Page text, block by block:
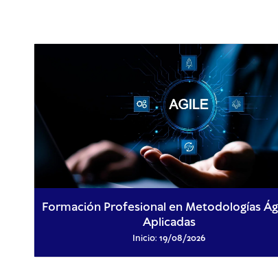
Formación Profesional en Metodologías
Aplicadas
Inicio: 19/08/2026